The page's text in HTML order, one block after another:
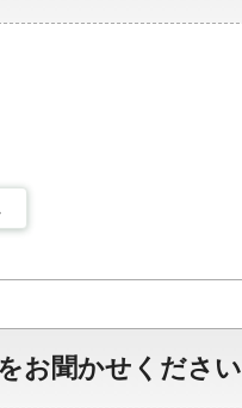
お聞かせください